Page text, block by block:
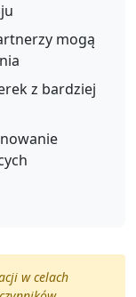
mogą
z bardziej
w celach